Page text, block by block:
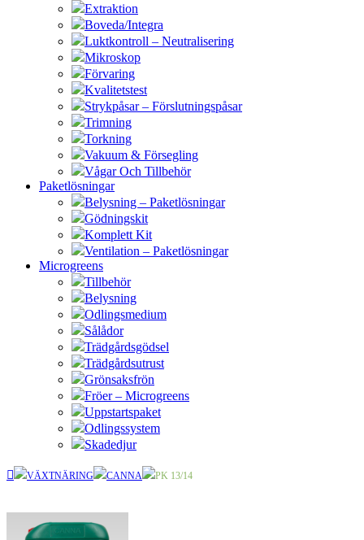
Extraktion
Boveda/Integra
Luktkontroll – Neutralisering
Mikroskop
Förvaring
Kvalitetstest
Strykpåsar – Förslutningspåsar
Trimning
Torkning
Vakuum & Försegling
Vågar Och Tillbehör
Paketlösningar
Belysning – Paketlösningar
Gödningskit
Komplett Kit
Ventilation – Paketlösningar
Microgreens
Tillbehör
Belysning
Odlingsmedium
Sålådor
Trädgårdsgödsel
Trädgårdsutrust
Grönsaksfrön
Fröer – Microgreens
Uppstartspaket
Odlingssystem
Skadedjur
VÄXTNÄRING CANNA PK 13/14